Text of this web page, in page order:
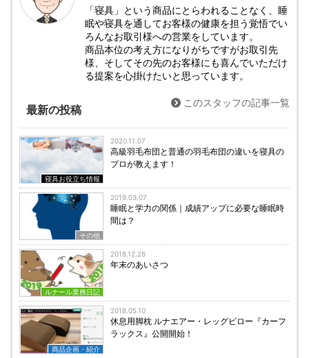
「寝具」という商品にとらわれることなく、睡
眠や寝具を通してお客様の健康を担う覚悟でい
ろんなお取引様への営業をしています。
商品本位の考え方になりがちですがお取引先
様、そしてその先のお客様にも喜んでいただけ
る提案を心掛けたいと思っています。
最新の投稿
このスタッフの記事一覧
寝具お役立ち情報
2020.11.07
高級羽毛布団と普通の羽毛布団の違いを寝具の
プロが教えます！
その他
2019.03.07
睡眠と学力の関係｜成績アップに必要な睡眠時
間は？
ルナール業務日記
2018.12.28
年末のあいさつ
商品企画・紹介
2018.05.10
休息用脚枕 ルナエアー・レッグピロー『カーフ
ラックス』公開開始！